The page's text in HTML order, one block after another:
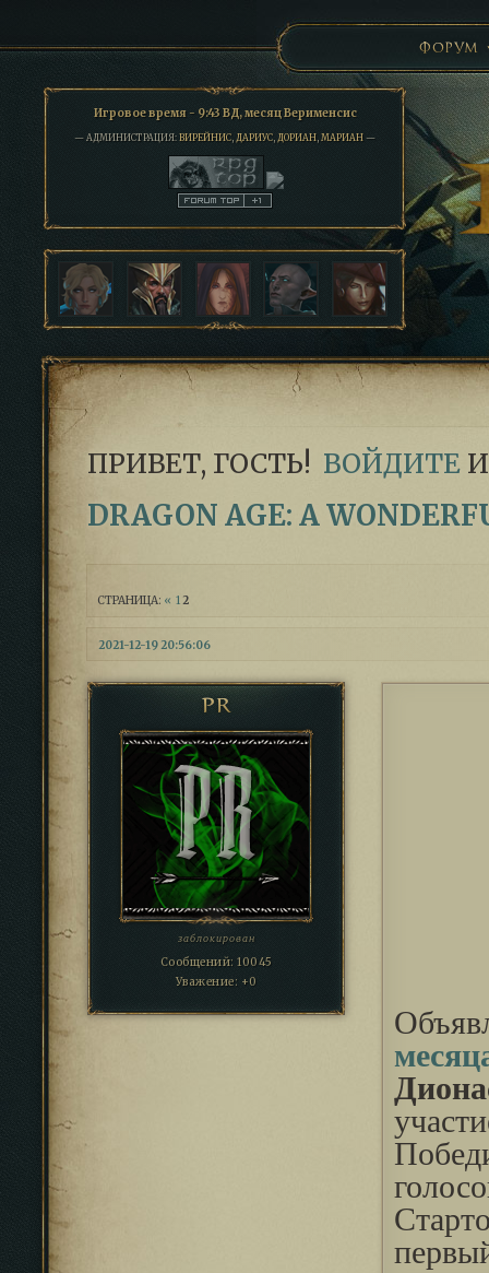
Игровое время - 9:43 ВД, месяц Верименсис
— АДМИНИСТРАЦИЯ: ВИРЕЙНИС, ДАРИУС, ДОРИАН, МАРИАН —
ФОРУМ
ПРИВЕТ, ГОСТЬ! ВОЙДИТЕ
DRAGON AGE: A
СТРАНИЦА: « 12
2021-12-19 20:56:06
PR
заблокирован
Сообщений: 10045
Уважение: +0